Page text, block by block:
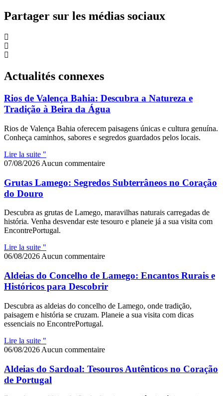
Partager sur les médias sociaux
Actualités connexes
Rios de Valença Bahia: Descubra a Natureza e
Tradição à Beira da Água
Rios de Valença Bahia oferecem paisagens únicas e cultura genuína.
Conheça caminhos, sabores e segredos guardados pelos locais.
Lire la suite "
07/08/2026 Aucun commentaire
Grutas Lamego: Segredos Subterrâneos no Coração
do Douro
Descubra as grutas de Lamego, maravilhas naturais carregadas de
história. Venha desvendar este tesouro e planeie já a sua visita com
EncontrePortugal.
Lire la suite "
06/08/2026 Aucun commentaire
Aldeias do Concelho de Lamego: Encantos Rurais e
Históricos para Descobrir
Descubra as aldeias do concelho de Lamego, onde tradição,
paisagem e história se cruzam. Planeie a sua visita com dicas
essenciais no EncontrePortugal.
Lire la suite "
06/08/2026 Aucun commentaire
Aldeias do Sardoal: Tesouros Autênticos no Coração
de Portugal